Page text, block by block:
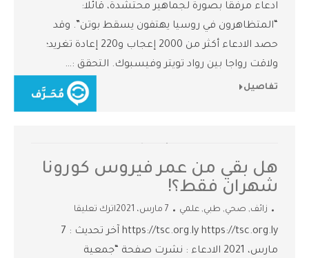
ادعاء مرفقا بصورة لجماهير محتشدة، قائلا:
“المتظاهرون في روسيا يهتفون يسقط بوتن”. وقد
حصد الادعاء أكثر من 2000 إعجاب و220 إعادة تغريد؛
ولاقت رواجا بين رواد تويتر وفيسبوك. التحقق :…
تفاصيل
هل بقي من عمر فيروس كورونا
شهران فقط؟!
زائف, صحي, طبي, علمي 7 مارس، 2021 اترك تعليقا
https://tsc.org.ly https://tsc.org.ly آخر تحديث : 7
مارس، 2021 الادعاء : نشرت صفحة “جمعية